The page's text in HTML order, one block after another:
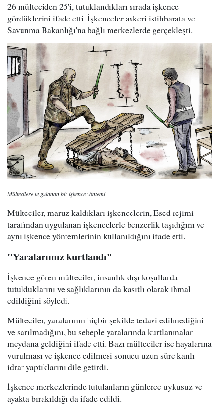
26 mülteciden 25'i, tutuklandıkları sırada işkence
gördüklerini ifade etti. İşkenceler askeri istihbarata ve
Savunma Bakanlığı'na bağlı merkezlerde gerçekleşti.
Mültecilere uygulanan bir işkence yöntemi
Mülteciler, maruz kaldıkları işkencelerin, Esed rejimi
tarafından uygulanan işkencelerle benzerlik taşıdığını ve
aynı işkence yöntemlerinin kullanıldığını ifade etti.
"Yaralarımız kurtlandı"
İşkence gören mülteciler, insanlık dışı koşullarda
tutulduklarını ve sağlıklarının da kasıtlı olarak ihmal
edildiğini söyledi.
Mülteciler, yaralarının hiçbir şekilde tedavi edilmediğini
ve sarılmadığını, bu sebeple yaralarında kurtlanmalar
meydana geldiğini ifade etti. Bazı mülteciler ise hayalarına
vurulması ve işkence edilmesi sonucu uzun süre kanlı
idrar yaptıklarını dile getirdi.
İşkence merkezlerinde tutulanların günlerce uykusuz ve
ayakta bırakıldığı da ifade edildi.